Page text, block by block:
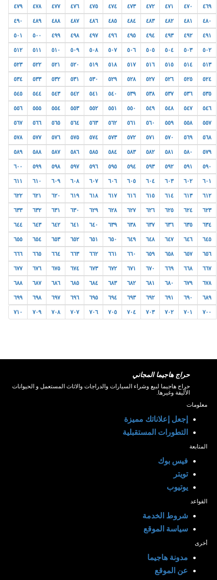
٤٦٩ ٤٧٠ ٤٧١ ٤٧٢ ٤٧٣ ٤٧٤ ٤٧٥ ٤٧٦ ٤٧٧ ٤٧٨ ٤٧٩
٤٨٠ ٤٨١ ٤٨٢ ٤٨٣ ٤٨٤ ٤٨٥ ٤٨٦ ٤٨٧ ٤٨٨ ٤٨٩ ٤٩٠
٤٩١ ٤٩٢ ٤٩٣ ٤٩٤ ٤٩٥ ٤٩٦ ٤٩٧ ٤٩٨ ٤٩٩ ٥٠٠ ٥٠١
٥٠٢ ٥٠٣ ٥٠٤ ٥٠٥ ٥٠٦ ٥٠٧ ٥٠٨ ٥٠٩ ٥١٠ ٥١١ ٥١٢
٥١٣ ٥١٤ ٥١٥ ٥١٦ ٥١٧ ٥١٨ ٥١٩ ٥٢٠ ٥٢١ ٥٢٢ ٥٢٣
٥٢٤ ٥٢٥ ٥٢٦ ٥٢٧ ٥٢٨ ٥٢٩ ٥٣٠ ٥٣١ ٥٣٢ ٥٣٣ ٥٣٤
٥٣٥ ٥٣٦ ٥٣٧ ٥٣٨ ٥٣٩ ٥٤٠ ٥٤١ ٥٤٢ ٥٤٣ ٥٤٤ ٥٤٥
٥٤٦ ٥٤٧ ٥٤٨ ٥٤٩ ٥٥٠ ٥٥١ ٥٥٢ ٥٥٣ ٥٥٤ ٥٥٥ ٥٥٦
٥٥٧ ٥٥٨ ٥٥٩ ٥٦٠ ٥٦١ ٥٦٢ ٥٦٣ ٥٦٤ ٥٦٥ ٥٦٦ ٥٦٧
٥٦٨ ٥٦٩ ٥٧٠ ٥٧١ ٥٧٢ ٥٧٣ ٥٧٤ ٥٧٥ ٥٧٦ ٥٧٧ ٥٧٨
٥٧٩ ٥٨٠ ٥٨١ ٥٨٢ ٥٨٣ ٥٨٤ ٥٨٥ ٥٨٦ ٥٨٧ ٥٨٨ ٥٨٩
٥٩٠ ٥٩١ ٥٩٢ ٥٩٣ ٥٩٤ ٥٩٥ ٥٩٦ ٥٩٧ ٥٩٨ ٥٩٩ ٦٠٠
٦٠١ ٦٠٢ ٦٠٣ ٦٠٤ ٦٠٥ ٦٠٦ ٦٠٧ ٦٠٨ ٦٠٩ ٦١٠ ٦١١
٦١٢ ٦١٣ ٦١٤ ٦١٥ ٦١٦ ٦١٧ ٦١٨ ٦١٩ ٦٢٠ ٦٢١ ٦٢٢
٦٢٣ ٦٢٤ ٦٢٥ ٦٢٦ ٦٢٧ ٦٢٨ ٦٢٩ ٦٣٠ ٦٣١ ٦٣٢ ٦٣٣
٦٣٤ ٦٣٥ ٦٣٦ ٦٣٧ ٦٣٨ ٦٣٩ ٦٤٠ ٦٤١ ٦٤٢ ٦٤٣ ٦٤٤
٦٤٥ ٦٤٦ ٦٤٧ ٦٤٨ ٦٤٩ ٦٥٠ ٦٥١ ٦٥٢ ٦٥٣ ٦٥٤ ٦٥٥
٦٥٦ ٦٥٧ ٦٥٨ ٦٥٩ ٦٦٠ ٦٦١ ٦٦٢ ٦٦٣ ٦٦٤ ٦٦٥ ٦٦٦
٦٦٧ ٦٦٨ ٦٦٩ ٦٧٠ ٦٧١ ٦٧٢ ٦٧٣ ٦٧٤ ٦٧٥ ٦٧٦ ٦٧٧
٦٧٨ ٦٧٩ ٦٨٠ ٦٨١ ٦٨٢ ٦٨٣ ٦٨٤ ٦٨٥ ٦٨٦ ٦٨٧ ٦٨٨
٦٨٩ ٦٩٠ ٦٩١ ٦٩٢ ٦٩٣ ٦٩٤ ٦٩٥ ٦٩٦ ٦٩٧ ٦٩٨ ٦٩٩
٧٠٠ ٧٠١ ٧٠٢ ٧٠٣ ٧٠٤ ٧٠٥ ٧٠٦ ٧٠٧ ٧٠٨ ٧٠٩ ٧١٠
حراج هاجيما المجاني
حراج هاجيما لبيع وشراء السيارات والدراجات والاثاث المستعمل و الحيوانات
الأليفة وغيرها.
معلومات
إجعل إعلاناتك مميزة
التطورات المستقبلية
المتابعة
فيس بوك
تويتر
يوتيوب
القواعد
شروط الخدمة
سياسة الموقع
أخرى
مدونة هاجيما
عن الموقع